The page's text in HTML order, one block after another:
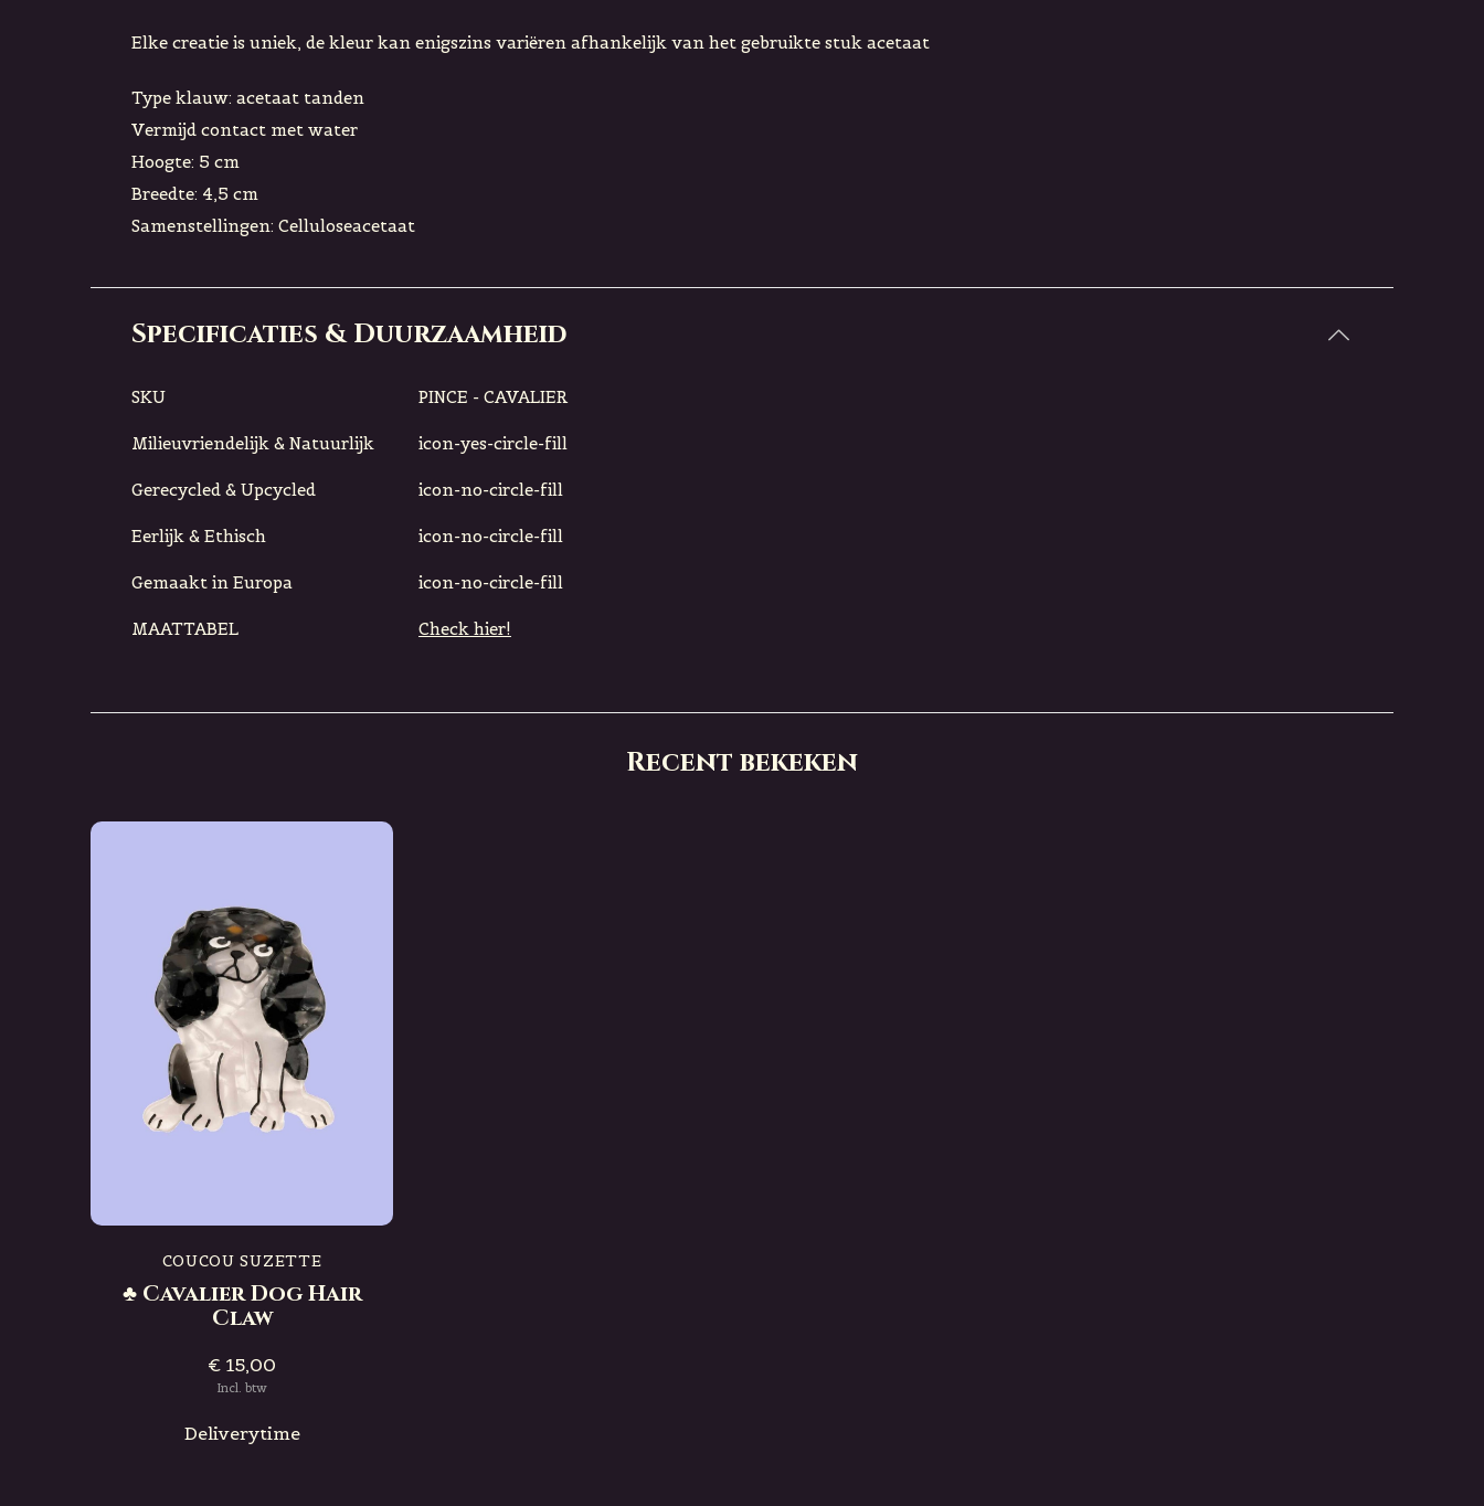
Elke creatie is uniek, de kleur kan enigszins variëren afhankelijk van het gebruikte stuk acetaat
Type klauw: acetaat tanden
Vermijd contact met water
Hoogte: 5 cm
Breedte: 4,5 cm
Samenstellingen: Celluloseacetaat
Specificaties & Duurzaamheid
SKU PINCE - CAVALIER
Milieuvriendelijk & Natuurlijk icon-yes-circle-fill
Gerecycled & Upcycled icon-no-circle-fill
Eerlijk & Ethisch icon-no-circle-fill
Gemaakt in Europa icon-no-circle-fill
MAATTABEL Check hier!
Recent bekeken
COUCOU SUZETTE
♣ Cavalier Dog Hair
Claw
€ 15,00
Incl. btw
Deliverytime